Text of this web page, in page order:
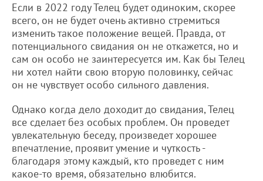
Если в 2022 году Телец будет одиноким, скорее
всего, он не будет очень активно стремиться
изменить такое положение вещей. Правда, от
потенциального свидания он не откажется, но и
сам он особо не заинтересуется им. Как бы Телец
ни хотел найти свою вторую половинку, сейчас
он не чувствует особо сильного давления.
Однако когда дело доходит до свидания, Телец
все сделает без особых проблем. Он проведет
увлекательную беседу, произведет хорошее
впечатление, проявит умение и чуткость -
благодаря этому каждый, кто проведет с ним
какое-то время, обязательно влюбится.